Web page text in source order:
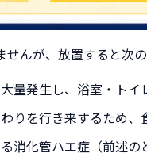
んが、放置すると次
大量発生し、浴室・ト
りを行き来するため
消化管ハエ症（前述